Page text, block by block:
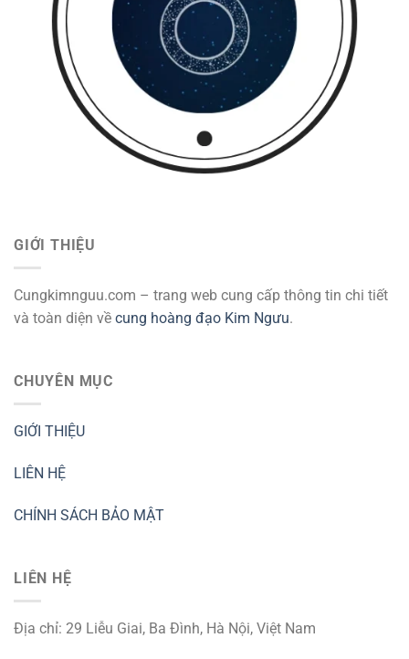
GIỚI THIỆU
Cungkimnguu.com – trang web cung cấp thông tin chi tiết
và toàn diện về cung hoàng đạo Kim Ngưu.
CHUYÊN MỤC
GIỚI THIỆU
LIÊN HỆ
CHÍNH SÁCH BẢO MẬT
LIÊN HỆ
Địa chỉ: 29 Liễu Giai, Ba Đình, Hà Nội, Việt Nam